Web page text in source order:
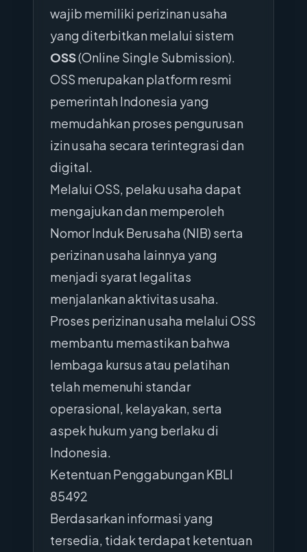
wajib memiliki perizinan usaha
yang diterbitkan melalui sistem
OSS(Online Single Submission).
OSS merupakan platform resmi
pemerintah Indonesia yang
memudahkan proses pengurusan
izin usaha secara terintegrasi dan
digital.
Melalui OSS, pelaku usaha dapat
mengajukan dan memperoleh
Nomor Induk Berusaha (NIB) serta
perizinan usaha lainnya yang
menjadi syarat legalitas
menjalankan aktivitas usaha.
Proses perizinan usaha melalui OSS
membantu memastikan bahwa
lembaga kursus atau pelatihan
telah memenuhi standar
operasional, kelayakan, serta
aspek hukum yang berlaku di
Indonesia.
Ketentuan Penggabungan KBLI
85492
Berdasarkan informasi yang
tersedia, tidak terdapat ketentuan